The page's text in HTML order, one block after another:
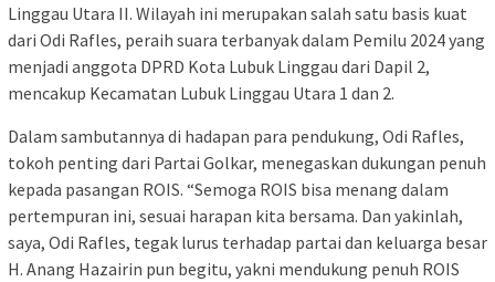
Linggau Utara II. Wilayah ini merupakan salah satu basis kuat
dari Odi Rafles, peraih suara terbanyak dalam Pemilu 2024 yang
menjadi anggota DPRD Kota Lubuk Linggau dari Dapil 2,
mencakup Kecamatan Lubuk Linggau Utara 1 dan 2.
Dalam sambutannya di hadapan para pendukung, Odi Rafles,
tokoh penting dari Partai Golkar, menegaskan dukungan penuh
kepada pasangan ROIS. “Semoga ROIS bisa menang dalam
pertempuran ini, sesuai harapan kita bersama. Dan yakinlah,
saya, Odi Rafles, tegak lurus terhadap partai dan keluarga besar
H. Anang Hazairin pun begitu, yakni mendukung penuh ROIS